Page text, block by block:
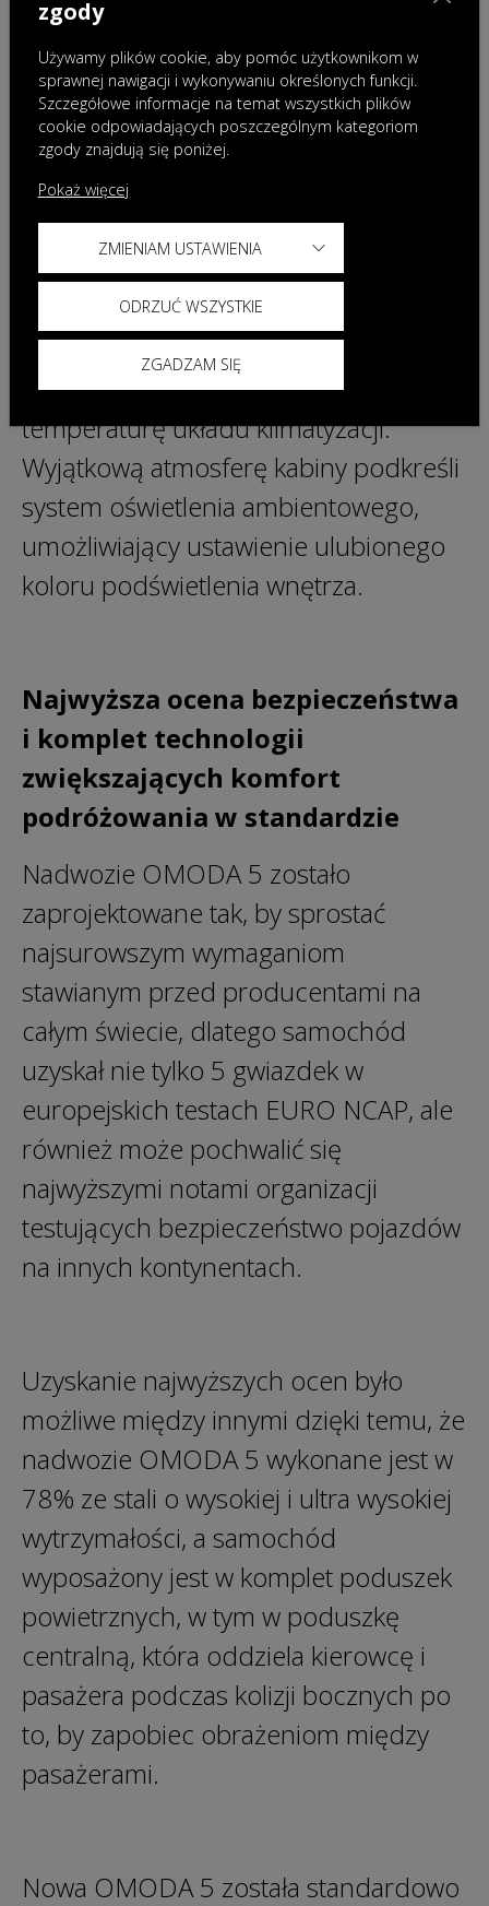
wymaga dopłaty za lakier ani nadwozie
lakierowane w dwóch kolorach.
Obie wersje wyposażenia dostępne są
z systemem obsługi głosowej Hello
OMODA, za pomocą którego
pasażerowie mogą m. in. otworzyć
okna, okno dachowe, ustawić
temperaturę układu klimatyzacji.
Wyjątkową atmosferę kabiny podkreśli
system oświetlenia ambientowego,
umożliwiający ustawienie ulubionego
koloru podświetlenia wnętrza.
Najwyższa ocena bezpieczeństwa
i komplet technologii
zwiększających komfort
podróżowania w standardzie
Nadwozie OMODA 5 zostało
zaprojektowane tak, by sprostać
najsurowszym wymaganiom
stawianym przed producentami na
całym świecie, dlatego samochód
uzyskał nie tylko 5 gwiazdek w
europejskich testach EURO NCAP, ale
również może pochwalić się
najwyższymi notami organizacji
testujących bezpieczeństwo pojazdów
na innych kontynentach.
Uzyskanie najwyższych ocen było
możliwe między innymi dzięki temu, że
nadwozie OMODA 5 wykonane jest w
78% ze stali o wysokiej i ultra wysokiej
wytrzymałości, a samochód
wyposażony jest w komplet poduszek
powietrznych, w tym w poduszkę
centralną, która oddziela kierowcę i
pasażera podczas kolizji bocznych po
to, by zapobiec obrażeniom między
pasażerami.
Nowa OMODA 5 została standardowo
zgody
Używamy plików cookie, aby pomóc użytkownikom w
sprawnej nawigacji i wykonywaniu określonych funkcji.
Szczegółowe informacje na temat wszystkich plików
cookie odpowiadających poszczególnym kategoriom
zgody znajdują się poniżej.
Pokaż więcej
ZMIENIAM USTAWIENIA
ODRZUĆ WSZYSTKIE
ZGADZAM SIĘ